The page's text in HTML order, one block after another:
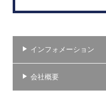
インフォメーション
会社概要